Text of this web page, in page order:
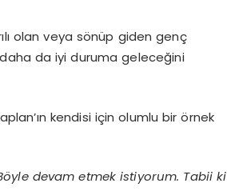
olan veya sönüp giden genç
da iyi duruma geleceğini
kendisi için olumlu bir örnek
devam etmek istiyorum. Tabii ki